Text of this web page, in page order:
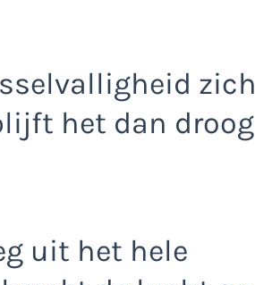
zich
het dan droog
uit het hele